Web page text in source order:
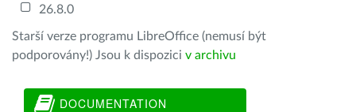
26.8.0
Starší verze programu LibreOffice (nemusí být
podporovány!) Jsou k dispozici v archivu
DOCUMENTATION